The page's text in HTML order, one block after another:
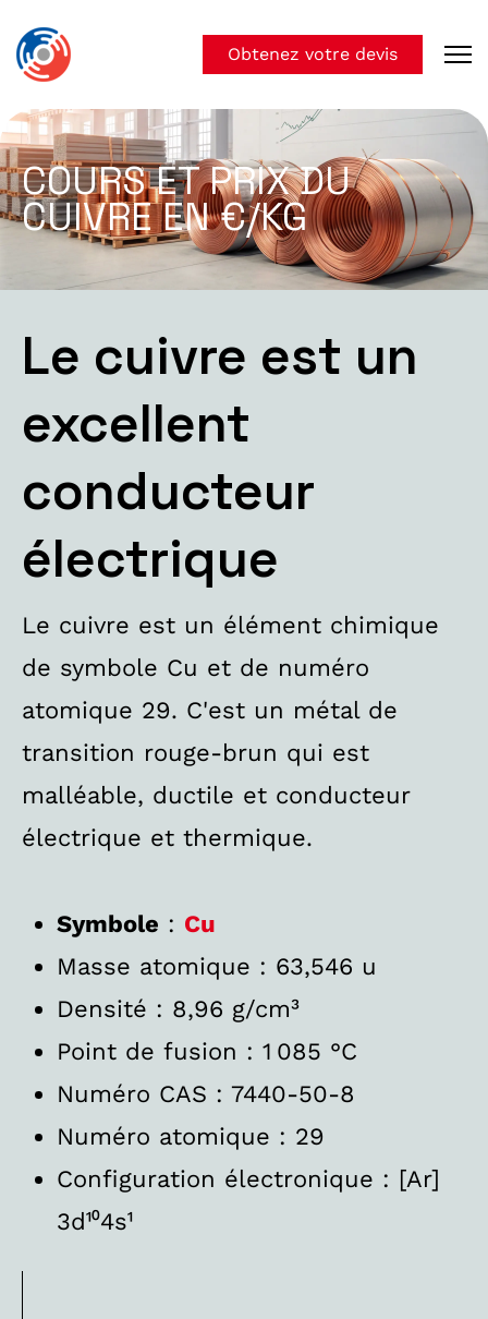
Obtenez votre devis
COURS ET PRIX DU
CUIVRE EN €/KG
Le cuivre est un
excellent
conducteur
électrique
Le cuivre est un élément chimique
de symbole Cu et de numéro
atomique 29. C'est un métal de
transition rouge-brun qui est
malléable, ductile et conducteur
électrique et thermique.
Symbole : Cu
Masse atomique : 63,546 u
Densité : 8,96 g/cm³
Point de fusion : 1 085 °C
Numéro CAS : 7440-50-8
Numéro atomique : 29
Configuration électronique : [Ar]
3d¹⁰4s¹